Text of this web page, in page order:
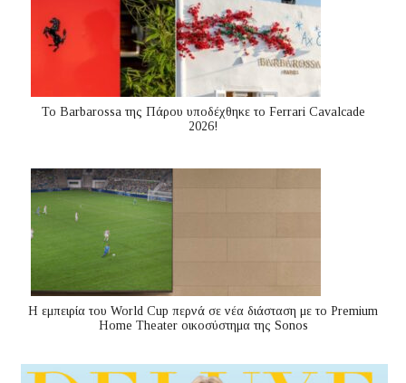
Το Barbarossa της Πάρου υποδέχθηκε το Ferrari Cavalcade
2026!
Η εμπειρία του World Cup περνά σε νέα διάσταση με το Premium
Home Theater οικοσύστημα της Sonos